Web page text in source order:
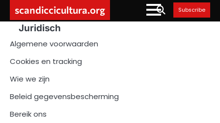
content
scandiccicultura.org Subscribe
Juridisch
Algemene voorwaarden
Cookies en tracking
Wie we zijn
Beleid gegevensbescherming
Bereik ons